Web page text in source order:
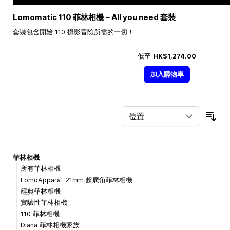
Lomomatic 110 菲林相機－All you need 套裝
套裝包含開始 110 攝影冒險所需的一切！
低至 HK$1,274.00
加入購物車
菲林相機
所有菲林相機
LomoApparat 21mm 超廣角菲林相機
經典菲林相機
實驗性菲林相機
110 菲林相機
Diana 菲林相機家族